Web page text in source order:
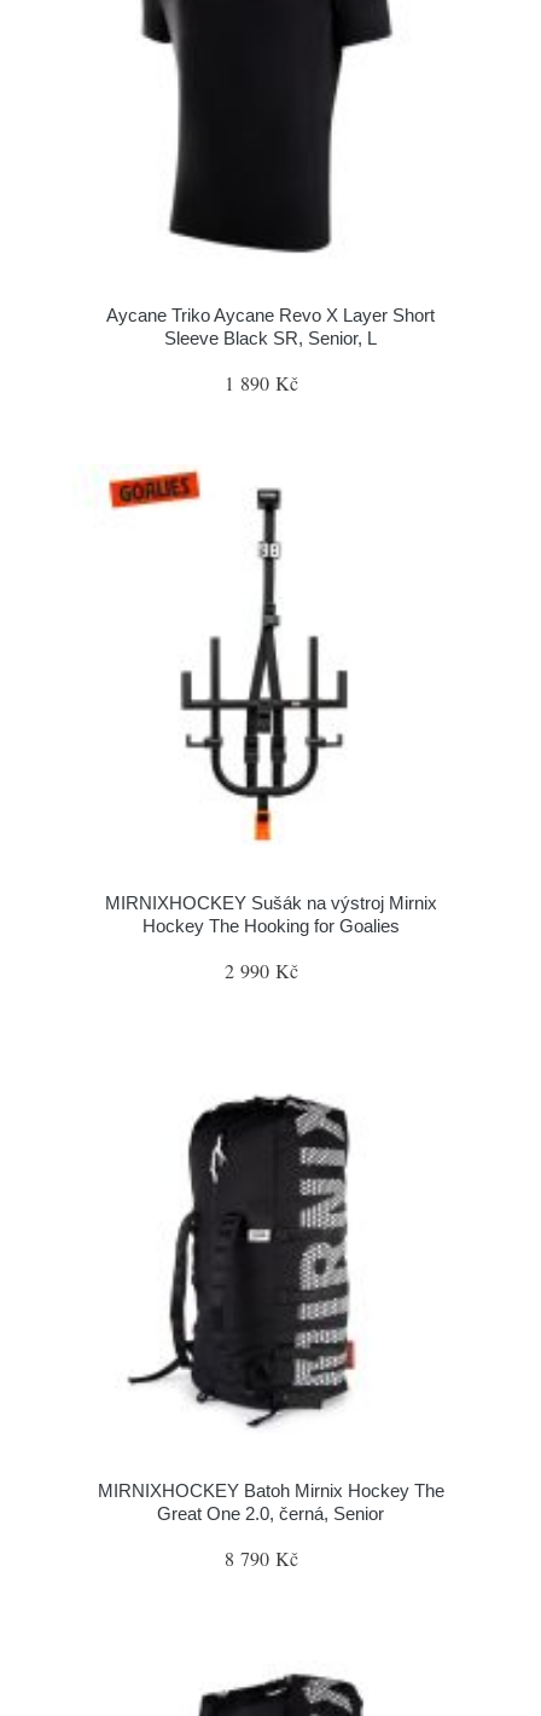
Aycane Triko Aycane Revo X Layer Short
Sleeve Black SR, Senior, L
1 890 Kč
MIRNIXHOCKEY Sušák na výstroj Mirnix
Hockey The Hooking for Goalies
2 990 Kč
MIRNIXHOCKEY Batoh Mirnix Hockey The
Great One 2.0, černá, Senior
8 790 Kč